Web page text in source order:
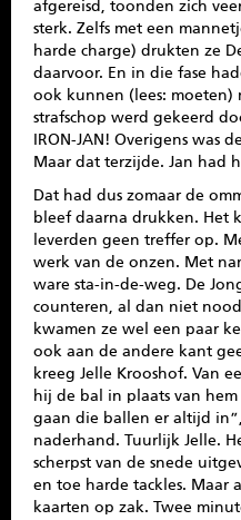
afgereisd, toonden zich
sterk. Zelfs met een
harde charge) drukten ze
daarvoor. En in die fase
ook kunnen (lees: moeten)
strafschop werd gekeerd
IRON-JAN! Overigens was
Maar dat terzijde. Jan had
Dat had dus zomaar de
bleef daarna drukken. Het
leverden geen treffer op.
werk van de onzen. Met
ware sta-in-de-weg. De
counteren, al dan niet
kwamen ze wel een paar
ook aan de andere kant
kreeg Jelle Krooshof. Van
hij de bal in plaats van
gaan die ballen er altijd
naderhand. Tuurlijk Jelle.
scherpst van de snede
en toe harde tackles. Maar
kaarten op zak. Twee